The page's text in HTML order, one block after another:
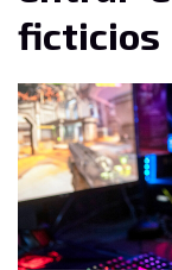
ficticios